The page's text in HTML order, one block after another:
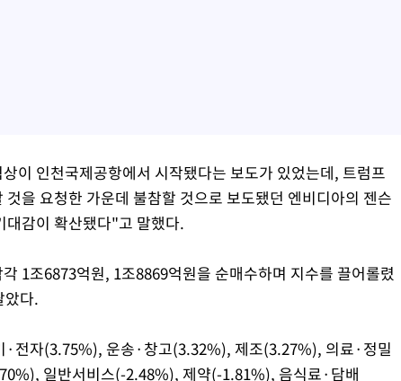
이 인천국제공항에서 시작됐다는 보도가 있었는데, 트럼프
을 요청한 가운데 불참할 것으로 보도됐던 엔비디아의 젠슨
대감이 확산됐다"고 말했다.
1조6873억원, 1조8869억원을 순매수하며 지수를 끌어롤렸
았다.
전자(3.75%), 운송·창고(3.32%), 제조(3.27%), 의료·정밀
일반서비스(-2.48%), 제약(-1.81%), 음식료·담배